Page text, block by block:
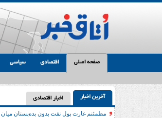
صفحه اصلی اقتصادی سیاسی
آخرین اخبار اخبار اقتصادی
مطمئنم غارت پول نفت بدون بده‌بستان میان